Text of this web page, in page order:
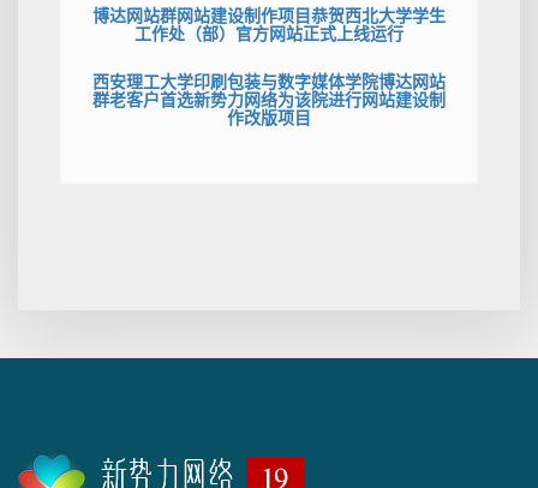
博达网站群网站建设制作项目恭贺西北大学学生
工作处（部）官方网站正式上线运行
西安理工大学印刷包装与数字媒体学院博达网站
群老客户首选新势力网络为该院进行网站建设制
作改版项目